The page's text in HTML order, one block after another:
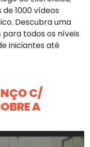
1000 vídeos
Descubra uma
todos os níveis
iniciantes até
C/
A